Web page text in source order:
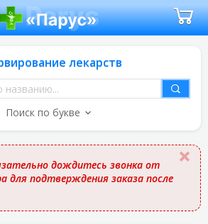
лекарств
Поиск по букве
дождитесь звонка от
для подтверждения заказа после